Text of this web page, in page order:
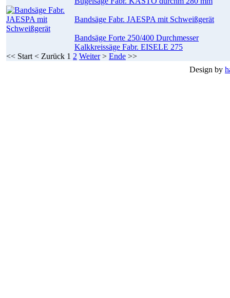
Bandsäge Fabr. JAESPA mit Schweißgerät
Bandsäge Forte 250/400 Durchmesser
Kalkkreissäge Fabr. EISELE 275
<< Start< Zurück 1 2 Weiter> Ende >>
Design by